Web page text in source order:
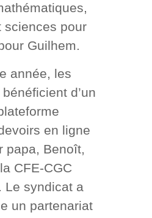
sciences pour
Guilhem.
année, les
d’un
en ligne
papa, Benoît,
CFE-CGC
Le syndicat a
un partenariat